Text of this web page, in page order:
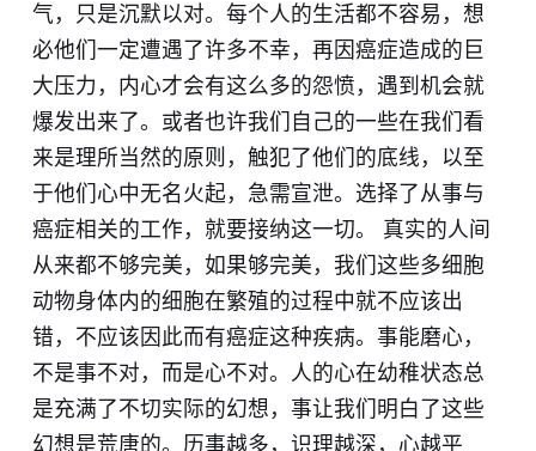
气，只是沉默以对。每个人的生活都不容易，想
必他们一定遭遇了许多不幸，再因癌症造成的巨
大压力，内心才会有这么多的怨愤，遇到机会就
爆发出来了。或者也许我们自己的一些在我们看
来是理所当然的原则，触犯了他们的底线，以至
于他们心中无名火起，急需宣泄。选择了从事与
癌症相关的工作，就要接纳这一切。 真实的人间
从来都不够完美，如果够完美，我们这些多细胞
动物身体内的细胞在繁殖的过程中就不应该出
错，不应该因此而有癌症这种疾病。事能磨心，
不是事不对，而是心不对。人的心在幼稚状态总
是充满了不切实际的幻想，事让我们明白了这些
幻想是荒唐的。历事越多，识理越深，心越平